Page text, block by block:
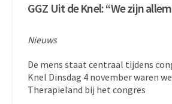
GGZ Uit de Knel: “We zijn
Nieuws
De mens staat centraal tijdens
Knel Dinsdag 4 november waren
Therapieland bij het congres